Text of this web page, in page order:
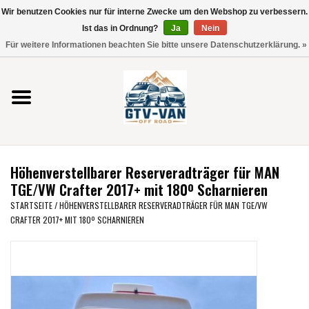
Verwende
die
nach
oben
und
unten,
verfügbare
Ergebnis
auszuwählen.
um
zum
Vito / V-Klasse 447
Viano /Vito 639
VW T7 2025
VW T6
VW CRAFTER / MAN TGE
Höhenverstellbarer Reserveradträger für MAN
TGE/VW Crafter 2017+ mit 180º Scharnieren
STARTSEITE/HÖHENVERSTELLBARER RESERVERADTRÄGER FÜR MAN TGE/VW
CRAFTER 2017+ MIT 180º SCHARNIEREN
Wir benutzen Cookies nur für interne Zwecke um den Webshop zu verbessern.
Ist das in Ordnung?
Ja
Nein
Für weitere Informationen beachten Sie bitte unsere Datenschutzerklärung. »